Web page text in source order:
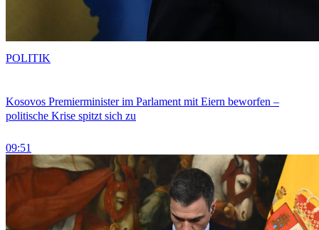
Kosovos Premierminister im Parlament mit Eiern beworfen –
politische Krise spitzt sich zu
09:51
POLITIK